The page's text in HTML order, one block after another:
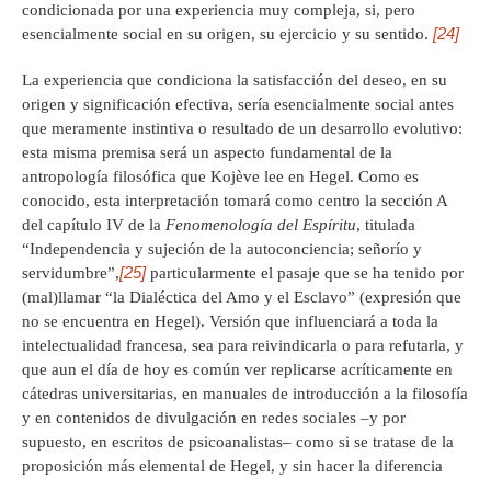
condicionada por una experiencia muy compleja, si, pero
esencialmente social en su origen, su ejercicio y su sentido. [24]
La experiencia que condiciona la satisfacción del deseo, en su
origen y significación efectiva, sería esencialmente social antes
que meramente instintiva o resultado de un desarrollo evolutivo:
esta misma premisa será un aspecto fundamental de la
antropología filosófica que Kojève lee en Hegel. Como es
conocido, esta interpretación tomará como centro la sección A
del capítulo IV de la Fenomenología del Espíritu, titulada
“Independencia y sujeción de la autoconciencia; señorío y
servidumbre”,[25]particularmente el pasaje que se ha tenido por
(mal)llamar “la Dialéctica del Amo y el Esclavo” (expresión que
no se encuentra en Hegel). Versión que influenciará a toda la
intelectualidad francesa, sea para reivindicarla o para refutarla, y
que aun el día de hoy es común ver replicarse acríticamente en
cátedras universitarias, en manuales de introducción a la filosofía
y en contenidos de divulgación en redes sociales –y por
supuesto, en escritos de psicoanalistas– como si se tratase de la
proposición más elemental de Hegel, y sin hacer la diferencia